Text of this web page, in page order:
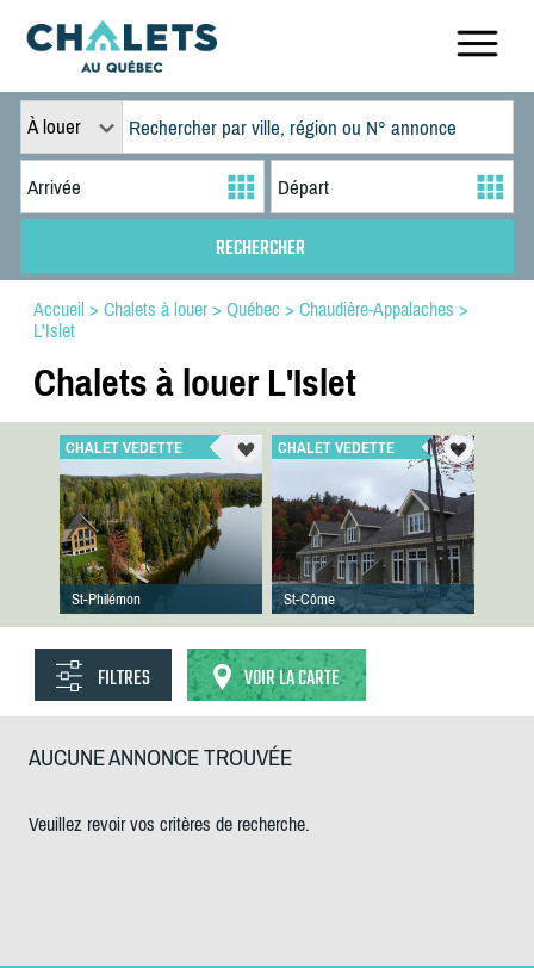
À louer
Accueil > Chalets à louer> Québec > Chaudière-Appalaches >
L'Islet
Chalets à louer L'Islet
CHALET VEDETTE
St-Philémon
CHALET VEDETTE
St-Côme
FILTRES VOIR LA CARTE
AUCUNE ANNONCE TROUVÉE
Veuillez revoir vos critères de recherche.